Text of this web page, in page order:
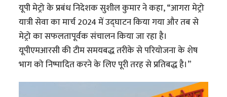
यूपी मेट्रो के प्रबंध निदेशक सुशील कुमार ने कहा, “आगरा मेट्रो
यात्री सेवा का मार्च 2024 में उद्घाटन किया गया और तब से
मेट्रो का सफलतापूर्वक संचालन किया जा रहा है।
यूपीएमआरसी की टीम समयबद्ध तरीके से परियोजना के शेष
भाग को निष्पादित करने के लिए पूरी तरह से प्रतिबद्ध है।”